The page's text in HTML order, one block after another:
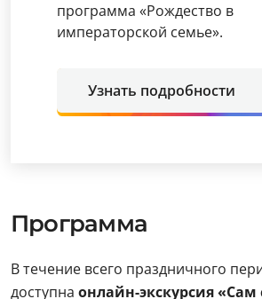
программа «Рождество в
императорской семье».
Узнать подробности
Программа
В течение всего праздничного
доступна онлайн-экскурсия «Сам